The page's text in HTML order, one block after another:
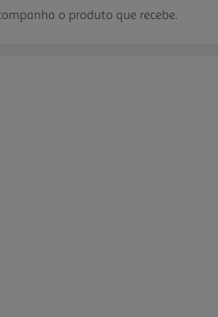
o produto que recebe.